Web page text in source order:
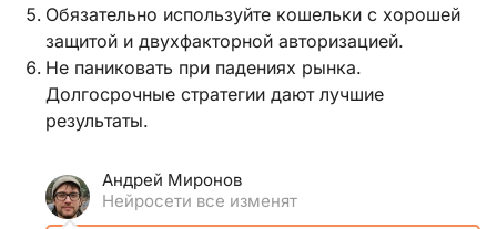
Обязательно используйте кошельки с хорошей
защитой и двухфакторной авторизацией.
Не паниковать при падениях рынка.
Долгосрочные стратегии дают лучшие
результаты.
Андрей Миронов
Нейросети все изменят